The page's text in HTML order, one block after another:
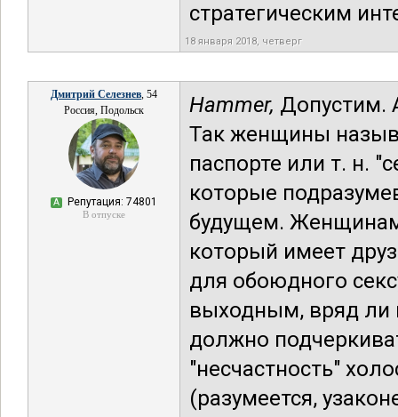
стратегическим
18 января 2018, четверг
Дмитрий Селезнев, 54
Россия, Подольск
А Репутация: 74801
В отпуске
Hammer, Допустим.
Так женщины
паспорте или т. н.
которые
будущем. Женщинам
который имеет
для обоюдного
выходным, вряд ли
должно
"несчастность"
(разумеется,